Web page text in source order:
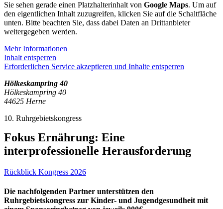
Sie sehen gerade einen Platzhalterinhalt von Google Maps. Um auf
den eigentlichen Inhalt zuzugreifen, klicken Sie auf die Schaltfläche
unten. Bitte beachten Sie, dass dabei Daten an Drittanbieter
weitergegeben werden.
Mehr Informationen
Inhalt entsperren
Erforderlichen Service akzeptieren und Inhalte entsperren
Hölkeskampring 40
Hölkeskampring 40
44625 Herne
10. Ruhrgebietskongress
Fokus Ernährung: Eine
interprofessionelle Herausforderung
Rückblick Kongress 2026
Die nachfolgenden Partner unterstützen den
Ruhrgebietskongress zur Kinder- und Jugendgesundheit mit